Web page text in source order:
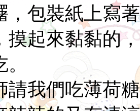
，包裝紙上寫
摸起來黏黏的
請我們吃薄荷